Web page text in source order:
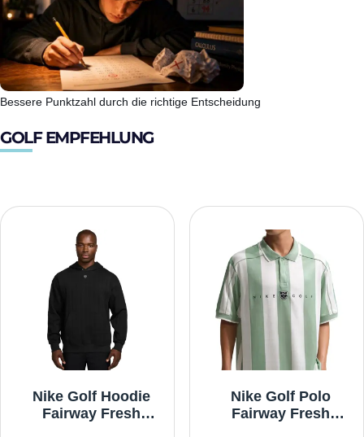
Bessere Punktzahl durch die richtige Entscheidung
GOLF EMPFEHLUNG
Nike Golf Hoodie
Fairway Fresh
Nike Golf Polo
Fairway Fresh